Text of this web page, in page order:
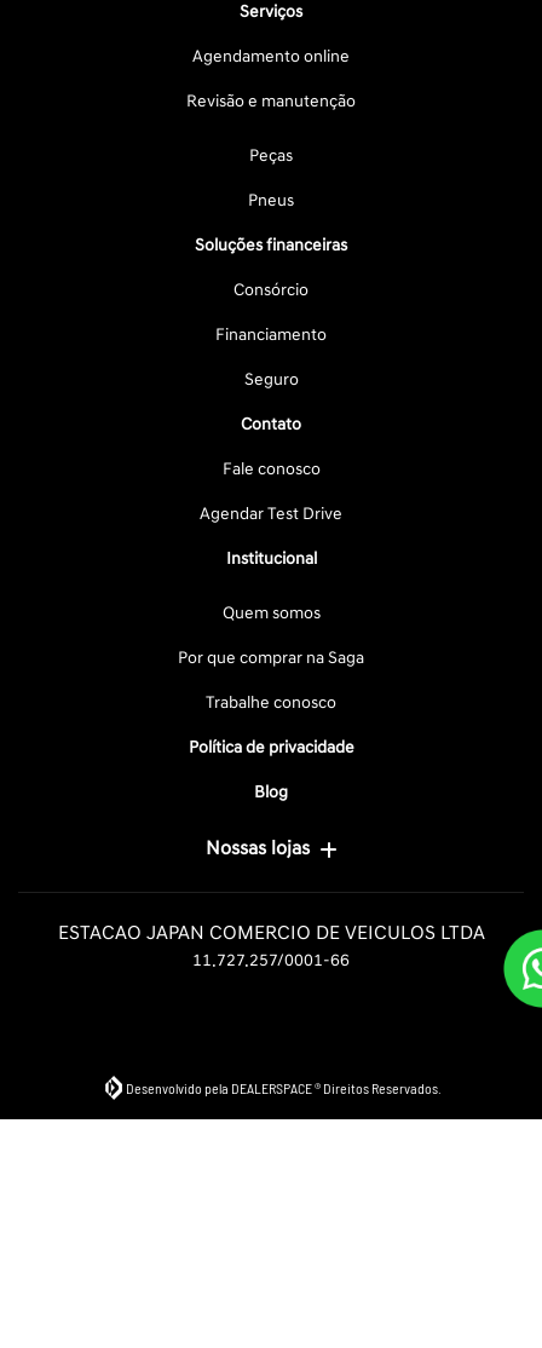
Serviços
Agendamento online
Revisão e manutenção
Peças
Pneus
Soluções financeiras
Consórcio
Financiamento
Seguro
Contato
Fale conosco
Agendar Test Drive
Institucional
Quem somos
Por que comprar na Saga
Trabalhe conosco
Política de privacidade
Blog
Nossas lojas
ESTACAO JAPAN COMERCIO DE VEICULOS LTDA
11.727.257/0001-66
Desenvolvido pela DEALERSPACE ® Direitos Reservados.